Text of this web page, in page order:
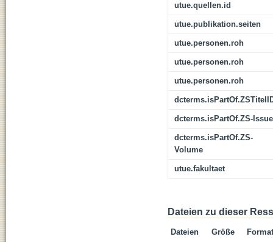
utue.quellen.id
utue.publikation.seiten
utue.personen.roh
utue.personen.roh
utue.personen.roh
dcterms.isPartOf.ZS-Issue
dcterms.isPartOf.ZS-
Volume
utue.fakultaet
Dateien zu dieser
Dateien Größe
Format